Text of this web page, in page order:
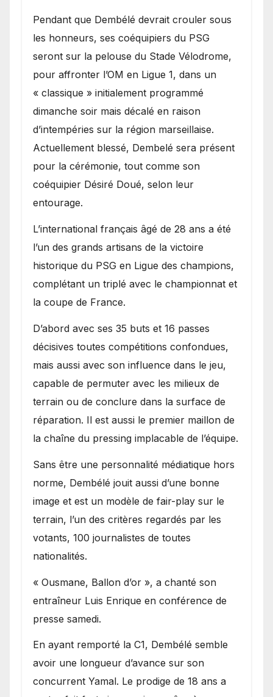
Pendant que Dembélé devrait crouler sous
les honneurs, ses coéquipiers du PSG
seront sur la pelouse du Stade Vélodrome,
pour affronter l’OM en Ligue 1, dans un
« classique » initialement programmé
dimanche soir mais décalé en raison
d’intempéries sur la région marseillaise.
Actuellement blessé, Dembelé sera présent
pour la cérémonie, tout comme son
coéquipier Désiré Doué, selon leur
entourage.
L’international français âgé de 28 ans a été
l’un des grands artisans de la victoire
historique du PSG en Ligue des champions,
complétant un triplé avec le championnat et
la coupe de France.
D’abord avec ses 35 buts et 16 passes
décisives toutes compétitions confondues,
mais aussi avec son influence dans le jeu,
capable de permuter avec les milieux de
terrain ou de conclure dans la surface de
réparation. Il est aussi le premier maillon de
la chaîne du pressing implacable de l’équipe.
Sans être une personnalité médiatique hors
norme, Dembélé jouit aussi d’une bonne
image et est un modèle de fair-play sur le
terrain, l’un des critères regardés par les
votants, 100 journalistes de toutes
nationalités.
« Ousmane, Ballon d’or », a chanté son
entraîneur Luis Enrique en conférence de
presse samedi.
En ayant remporté la C1, Dembélé semble
avoir une longueur d’avance sur son
concurrent Yamal. Le prodige de 18 ans a